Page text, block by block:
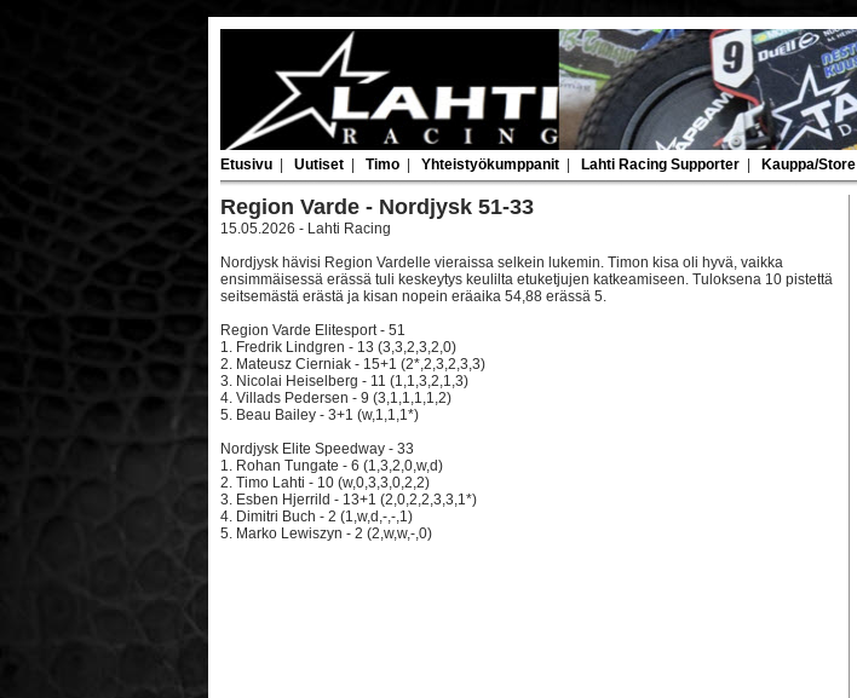
Etusivu Uutiset Timo Yhteistyökumppanit Lahti Racing Supporter Kauppa/Store
Region Varde - Nordjysk 51-33
15.05.2026 - Lahti Racing
Nordjysk hävisi Region Vardelle vieraissa selkein lukemin. Timon kisa oli hyvä, vaikka
ensimmäisessä erässä tuli keskeytys keulilta etuketjujen katkeamiseen. Tuloksena 10 pistettä
seitsemästä erästä ja kisan nopein eräaika 54,88 erässä 5.
Region Varde Elitesport - 51
1. Fredrik Lindgren - 13 (3,3,2,3,2,0)
2. Mateusz Cierniak - 15+1 (2*,2,3,2,3,3)
3. Nicolai Heiselberg - 11 (1,1,3,2,1,3)
4. Villads Pedersen - 9 (3,1,1,1,1,2)
5. Beau Bailey - 3+1 (w,1,1,1*)
Nordjysk Elite Speedway - 33
1. Rohan Tungate - 6 (1,3,2,0,w,d)
2. Timo Lahti - 10 (w,0,3,3,0,2,2)
3. Esben Hjerrild - 13+1 (2,0,2,2,3,3,1*)
4. Dimitri Buch - 2 (1,w,d,-,-,1)
5. Marko Lewiszyn - 2 (2,w,w,-,0)